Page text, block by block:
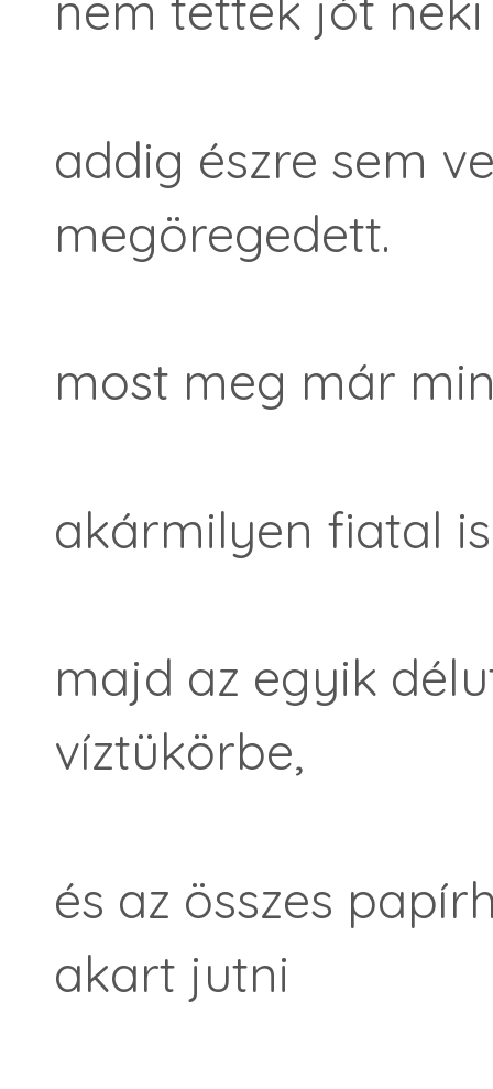
addig észre sem
megöregedett.
most meg már
akármilyen fiatal
majd az egyik
víztükörbe,
és az összes
akart jutni